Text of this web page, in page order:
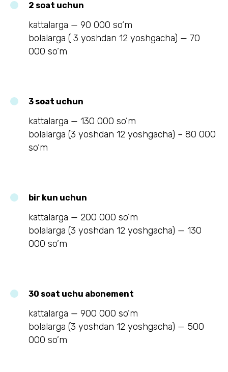
2 soat uchun
kattalarga — 90 000 so‘m
bolalarga ( 3 yoshdan 12 yoshgacha) — 70
000 so‘m
3 soat uchun
kattalarga — 130 000 so’m
bolalarga (3 yoshdan 12 yoshgacha) – 80 000
so‘m
bir kun uchun
kattalarga — 200 000 so’m
bolalarga (3 yoshdan 12 yoshgacha) — 130
000 so’m
30 soat uchu abonement
kattalarga — 900 000 so’m
bolalarga (3 yoshdan 12 yoshgacha) — 500
000 so’m